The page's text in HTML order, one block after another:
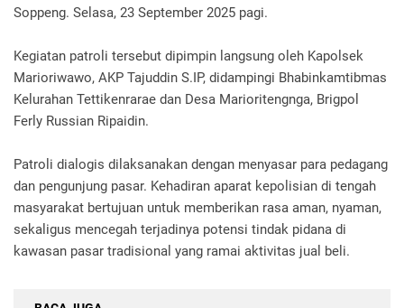
Soppeng. Selasa, 23 September 2025 pagi.
Kegiatan patroli tersebut dipimpin langsung oleh Kapolsek
Marioriwawo, AKP Tajuddin S.IP, didampingi Bhabinkamtibmas
Kelurahan Tettikenrarae dan Desa Marioritengnga, Brigpol
Ferly Russian Ripaidin.
Patroli dialogis dilaksanakan dengan menyasar para pedagang
dan pengunjung pasar. Kehadiran aparat kepolisian di tengah
masyarakat bertujuan untuk memberikan rasa aman, nyaman,
sekaligus mencegah terjadinya potensi tindak pidana di
kawasan pasar tradisional yang ramai aktivitas jual beli.